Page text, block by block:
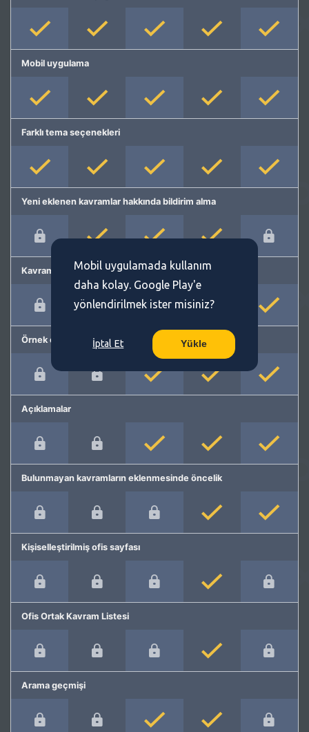
Mobil uygulama
Farklı tema seçenekleri
Yeni eklenen kavramlar hakkında bildirim alma
Kavram önerme
Örnek cümleler
Açıklamalar
Bulunmayan kavramların eklenmesinde öncelik
Kişiselleştirilmiş ofis sayfası
Ofis Ortak Kavram Listesi
Arama geçmişi
Mobil uygulamada kullanım
daha kolay. Google Play'e
yönlendirilmek ister misiniz?
İptal Et Yükle